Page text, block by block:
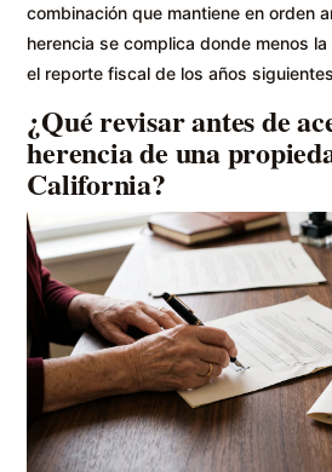
combinación que mantiene en orden
herencia se complica donde menos
el reporte fiscal de los años
¿Qué revisar antes de
herencia de una
California?